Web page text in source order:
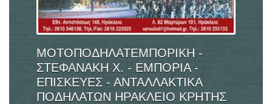
ΜΟΤΟΠΟΔΗΛΑΤΕΜΠΟΡΙΚΗ -
ΣΤΕΦΑΝΑΚΗ Χ. - ΕΜΠΟΡΙΑ -
ΕΠΙΣΚΕΥΕΣ - ΑΝΤΑΛΛΑΚΤΙΚΑ
ΠΟΔΗΛΑΤΩΝ ΗΡΑΚΛΕΙΟ ΚΡΗΤΗΣ